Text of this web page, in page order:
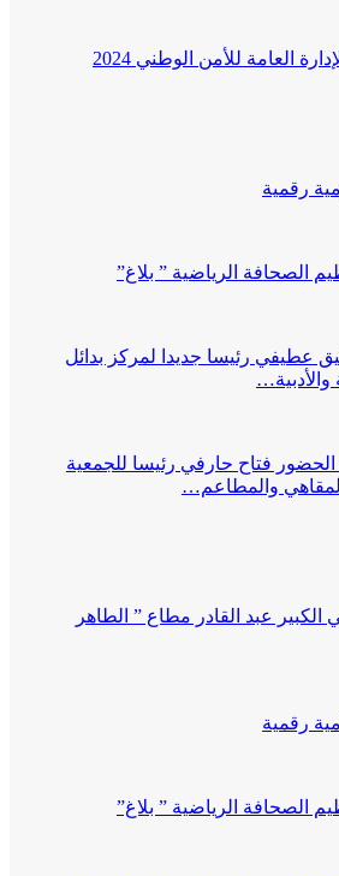
العامة للأمن الوطني 2024
رقمية
الصحافة الرياضية ” بلاغ”
عطيفي رئيسا جديدا لمركز بدائل
والأدبية…
فتاح حارفي رئيسا للجمعية
والمطاعم…
الكبير عبد القادر مطاع ” الطاهر
رقمية
الصحافة الرياضية ” بلاغ”